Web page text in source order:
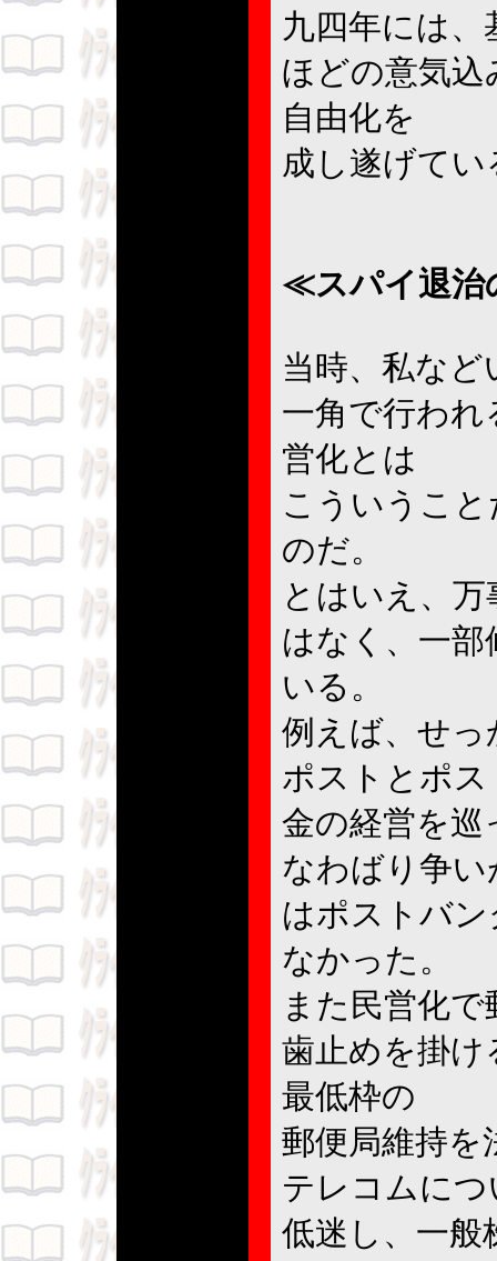
九四年には
ほどの意気込
自由化を
成し遂げてい
≪スパイ退治
当時、私な
一角で行わ
営化とは
こういうこ
のだ。
とはいえ、
はなく、一
いる。
例えば、せ
ポストとポ
金の経営を巡
なわばり争
はポストバ
なかった。
また民営化
歯止めを掛け
最低枠の
郵便局維持を
テレコムに
低迷し、一般